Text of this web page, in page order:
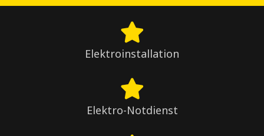
Elektroinstallation
Elektro-Notdienst